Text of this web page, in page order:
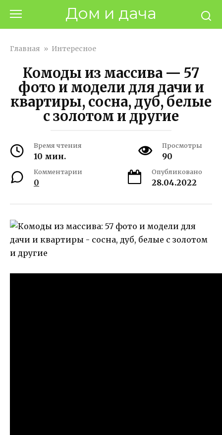
контенту
Дом и дача
Главная » Интересное
Комоды из массива — 57
фото и модели для дачи и
квартиры, сосна, дуб, белые
с золотом и другие
Время чтения
10 мин.
Просмотры
90
Комментарии
0
Опубликовано
28.04.2022